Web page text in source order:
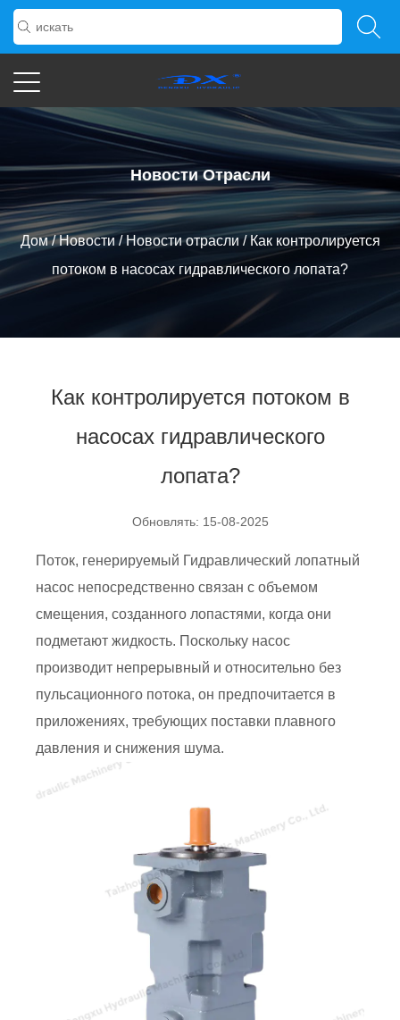
Новости Отрасли
Дом/Новости / Новости отрасли/ Как контролируется
потоком в насосах гидравлического лопата?
Как контролируется потоком в
насосах гидравлического
лопата?
Обновлять: 15-08-2025
Поток, генерируемый Гидравлический лопатный
насос непосредственно связан с объемом
смещения, созданного лопастями, когда они
подметают жидкость. Поскольку насос
производит непрерывный и относительно без
пульсационного потока, он предпочитается в
приложениях, требующих поставки плавного
давления и снижения шума.